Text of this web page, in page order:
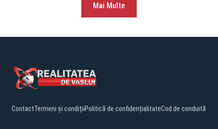
Mai Multe
ContactTermeni și condițiiPolitică de confidențialitateCod de conduită